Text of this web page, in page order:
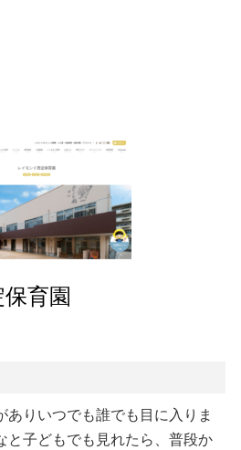
育園
ありいつでも誰でも目に入りま
と子どもでも見れたら、普段か